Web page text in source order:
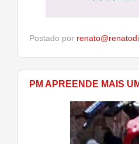
Postado por
PM APREENDE MAIS